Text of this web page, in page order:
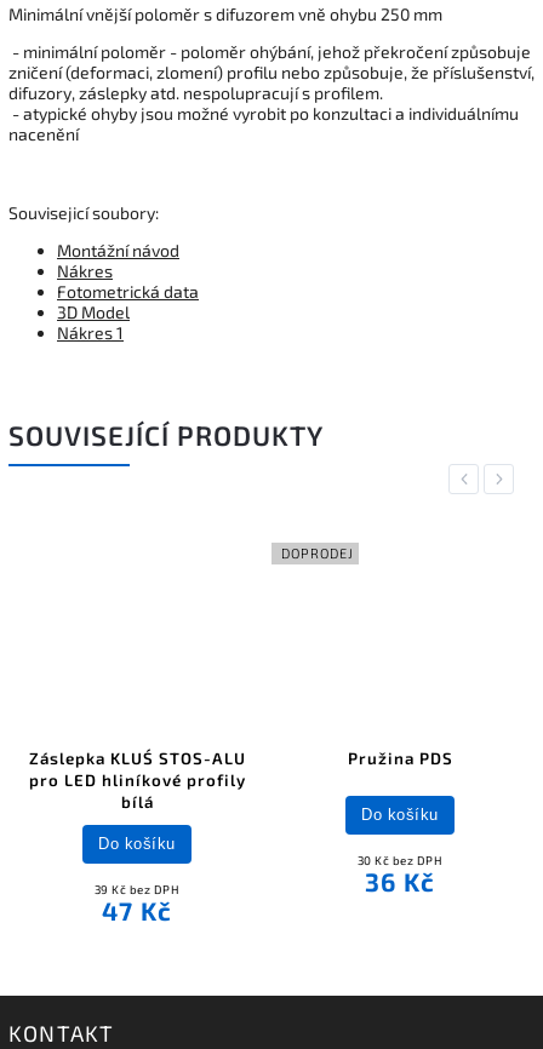
Minimální vnější poloměr s difuzorem vně ohybu 250 mm
- minimální poloměr - poloměr ohýbání, jehož překročení způsobuje
zničení (deformaci, zlomení) profilu nebo způsobuje, že příslušenství,
difuzory, záslepky atd. nespolupracují s profilem.
- atypické ohyby jsou možné vyrobit po konzultaci a individuálnímu
nacenění
Souvisejicí soubory:
Montážní návod
Nákres
Fotometrická data
3D Model
Nákres 1
SOUVISEJÍCÍ PRODUKTY
Previous
Záslepka KLUŚ STOS-ALU
pro LED hliníkové profily
bílá
39 Kč bez DPH
47 Kč
Do košíku
DOPRODEJ
Pružina PDS
30 Kč bez DPH
36 Kč
Do košíku
Next
KONTAKT